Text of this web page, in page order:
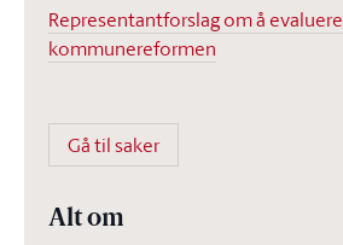
Representantforslag om å evaluere
kommunereformen
Gå til saker
Alt om